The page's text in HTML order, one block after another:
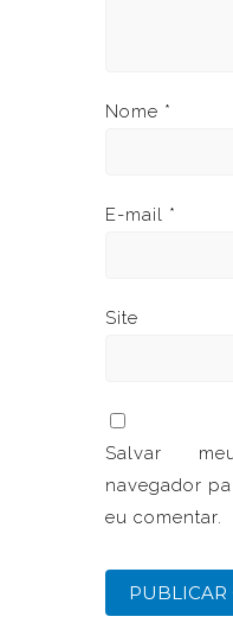
Nome *
E-mail *
Site
Salvar
navegador
eu comentar.